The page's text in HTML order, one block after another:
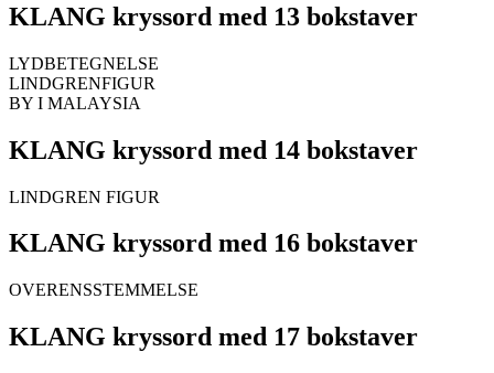
KLANG kryssord med 13 bokstaver
LYDBETEGNELSE
LINDGRENFIGUR
BY I MALAYSIA
KLANG kryssord med 14 bokstaver
LINDGREN FIGUR
KLANG kryssord med 16 bokstaver
OVERENSSTEMMELSE
KLANG kryssord med 17 bokstaver